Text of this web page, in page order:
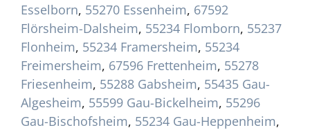
Esselborn, 55270 Essenheim, 67592
Flörsheim-Dalsheim, 55234 Flomborn, 55237
Flonheim, 55234 Framersheim, 55234
Freimersheim, 67596 Frettenheim, 55278
Friesenheim, 55288 Gabsheim, 55435 Gau-
Algesheim, 55599 Gau-Bickelheim, 55296
Gau-Bischofsheim, 55234 Gau-Heppenheim,